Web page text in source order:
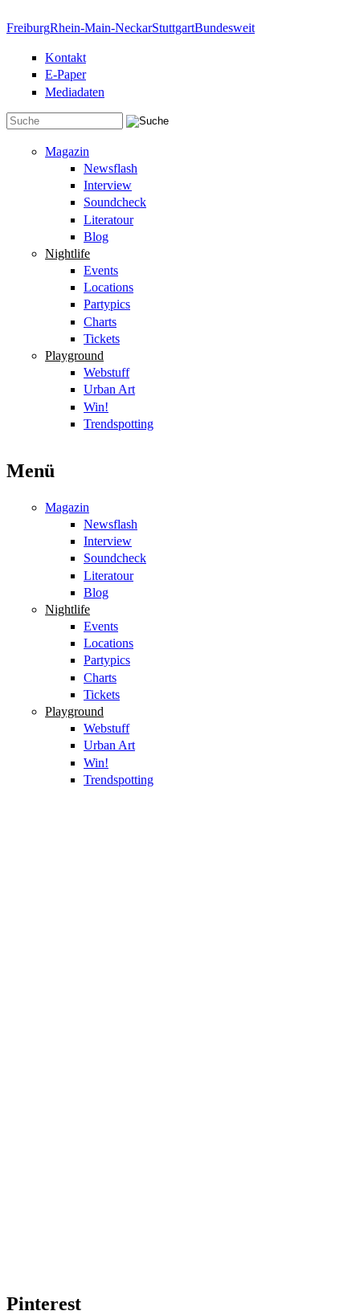
FreiburgRhein-Main-NeckarStuttgartBundesweit
Kontakt
E-Paper
Mediadaten
Magazin
Newsflash
Interview
Soundcheck
Literatour
Blog
Nightlife
Events
Locations
Partypics
Charts
Tickets
Playground
Webstuff
Urban Art
Win!
Trendspotting
Menü
Magazin
Newsflash
Interview
Soundcheck
Literatour
Blog
Nightlife
Events
Locations
Partypics
Charts
Tickets
Playground
Webstuff
Urban Art
Win!
Trendspotting
Pinterest